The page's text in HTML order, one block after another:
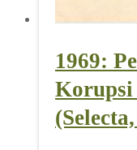
1969:
Korupsi